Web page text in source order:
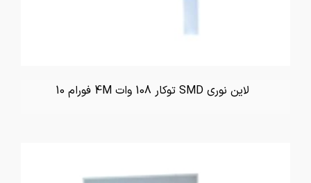
لاین نوری SMD توکار 108 وات 4M فورام 10